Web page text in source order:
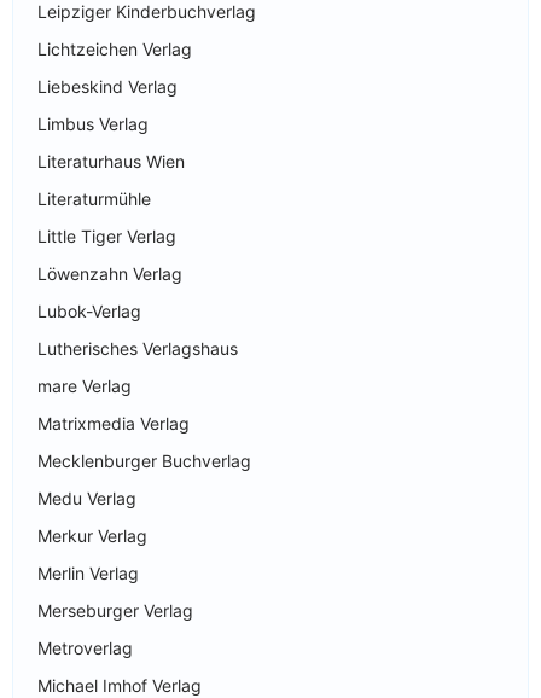
Leipziger Kinderbuchverlag
Lichtzeichen Verlag
Liebeskind Verlag
Limbus Verlag
Literaturhaus Wien
Literaturmühle
Little Tiger Verlag
Löwenzahn Verlag
Lubok-Verlag
Lutherisches Verlagshaus
mare Verlag
Matrixmedia Verlag
Mecklenburger Buchverlag
Medu Verlag
Merkur Verlag
Merlin Verlag
Merseburger Verlag
Metroverlag
Michael Imhof Verlag